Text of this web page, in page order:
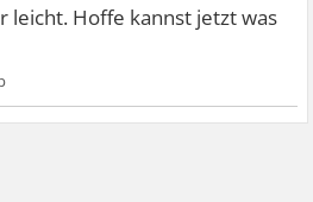
leicht. Hoffe kannst jetzt was